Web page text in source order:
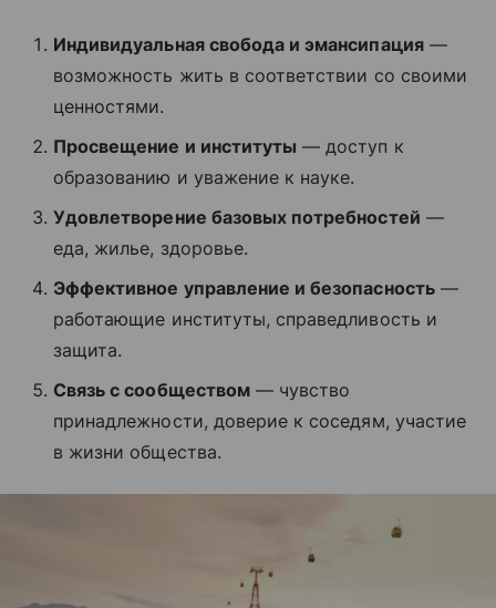
Индивидуальная свобода и эмансипация—
возможность жить в соответствии со своими
ценностями.
Просвещение и институты — доступ к
образованию и уважение к науке.
Удовлетворение базовых потребностей —
еда, жилье, здоровье.
Эффективное управление и безопасность—
работающие институты, справедливость и
защита.
Связь с сообществом— чувство
принадлежности, доверие к соседям, участие
в жизни общества.